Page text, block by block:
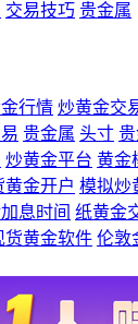
交易技巧 贵金属
行情 炒黄金交
贵金属 头寸
炒黄金平台 黄金
黄金开户 模拟炒
息时间 纸黄金
货黄金软件 伦敦